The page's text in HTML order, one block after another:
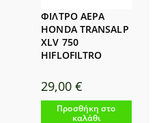
ΦΙΛΤΡΟ ΑΕΡΑ
HONDA TRANSALP
XLV 750
HIFLOFILTRO
29,00 €
Προσθήκη στο
καλάθι